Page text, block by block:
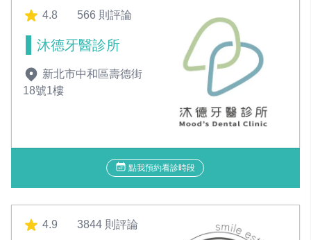
4.8 566 則評論
沐德牙醫診所
新北市中和區壽德街
18號1樓
點我預約看診時段
4.9 3844 則評論